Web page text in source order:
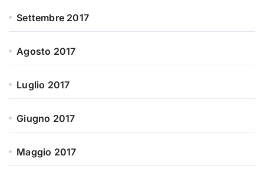
Settembre 2017
Agosto 2017
Luglio 2017
Giugno 2017
Maggio 2017